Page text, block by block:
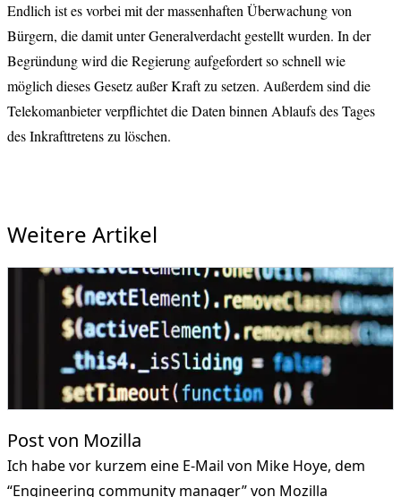
Endlich ist es vorbei mit der massenhaften Überwachung von
Bürgern, die damit unter Generalverdacht gestellt wurden. In der
Begründung wird die Regierung aufgefordert so schnell wie
möglich dieses Gesetz außer Kraft zu setzen. Außerdem sind die
Telekomanbieter verpflichtet die Daten binnen Ablaufs des Tages
des Inkrafttretens zu löschen.
Weitere Artikel
Post von Mozilla
Ich habe vor kurzem eine E-Mail von Mike Hoye, dem
“Engineering community manager” von Mozilla